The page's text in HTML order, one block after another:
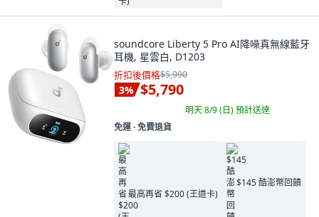
soundcore Liberty 5 Pro AI降噪真無線藍牙
耳機, 星雲白, D1203
折扣後價格$5,990
3% $5,790
明天 8/9 (日)預計送達
免運 ∙ 免費退貨
最高再省 $200 (王道卡)
$145 酷澎幣回饋